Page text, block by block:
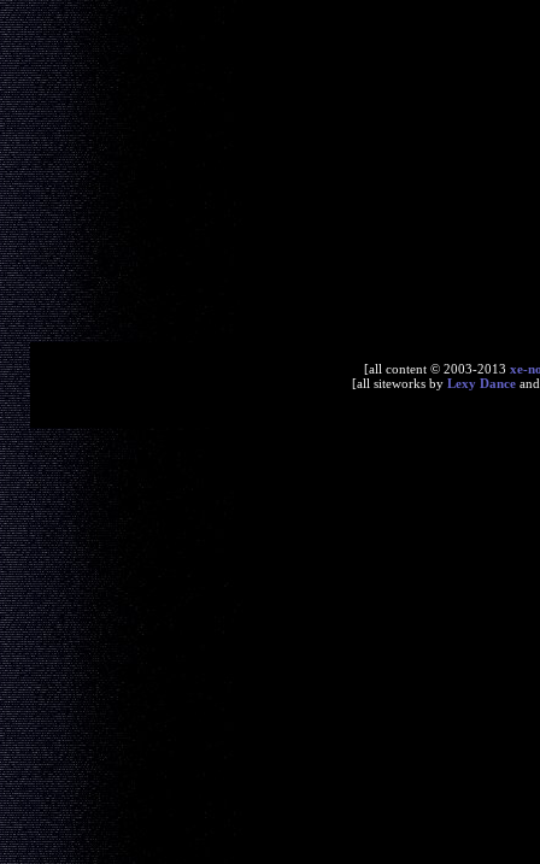
[all content © 2003-2013 xe-
[all siteworks by Lexy Dance